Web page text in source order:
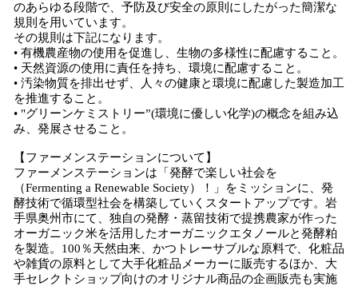
のあらゆる段階で、予防及び安全の原則にしたがった簡潔な
規則を用いています。
その規則は下記になります。
• 有機農産物の使用を促進し、生物の多様性に配慮すること。
• 天然資源の使用に責任を持ち、環境に配慮すること。
• 汚染物質を排出せず、人々の健康と環境に配慮した製造加工
を推進すること。
• "グリーンケミストリー”(環境に優しい化学)の概念を組み込
み、発展させること。
【ファーメンステーションについて】
ファーメンステーションは「発酵で楽しい社会を
（Fermenting a Renewable Society）！」をミッションに、発
酵技術で循環型社会を構築していくスタートアップです。岩
手県奥州市にて、独自の発酵・蒸留技術で提携農家が作った
オーガニック米を活用したオーガニックエタノールと発酵粕
を製造。100％天然由来、かつトレーサブルな原料で、化粧品
や雑貨の原料として大手化粧品メーカーに販売するほか、大
手セレクトショップ向けのオリジナル商品の企画販売も実施